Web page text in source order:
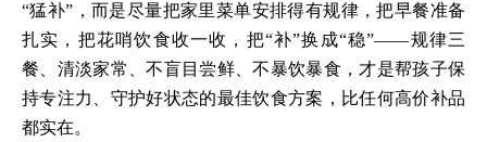
“猛补”，而是尽量把家里菜单安排得有规律，把早餐准备
扎实，把花哨饮食收一收，把“补”换成“稳”——规律三
餐、清淡家常、不盲目尝鲜、不暴饮暴食，才是帮孩子保
持专注力、守护好状态的最佳饮食方案，比任何高价补品
都实在。